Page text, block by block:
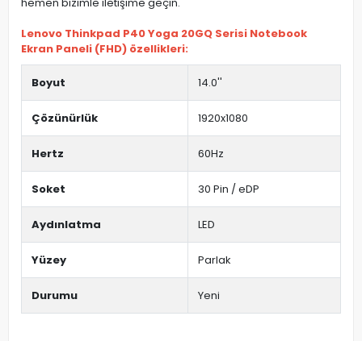
Lenovo Thinkpad P40 Yoga 20GQ Serisi Notebook
Ekran Paneli (FHD) özellikleri:
Boyut 14.0''
Çözünürlük 1920x1080
Hertz 60Hz
Soket 30 Pin / eDP
Aydınlatma LED
Yüzey Parlak
Durumu Yeni